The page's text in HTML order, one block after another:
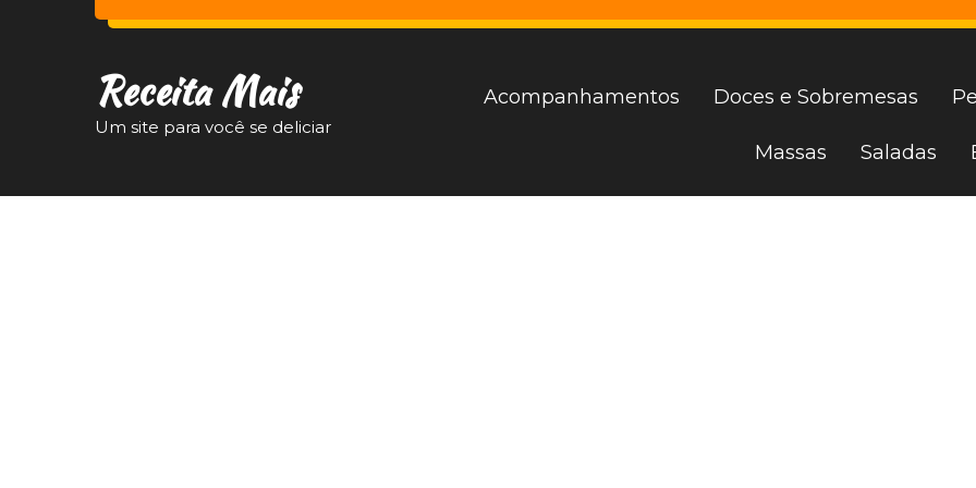
Receita Mais
Um site para você se deliciar
Acompanhamentos Doces e Sobremesas
Massas Saladas